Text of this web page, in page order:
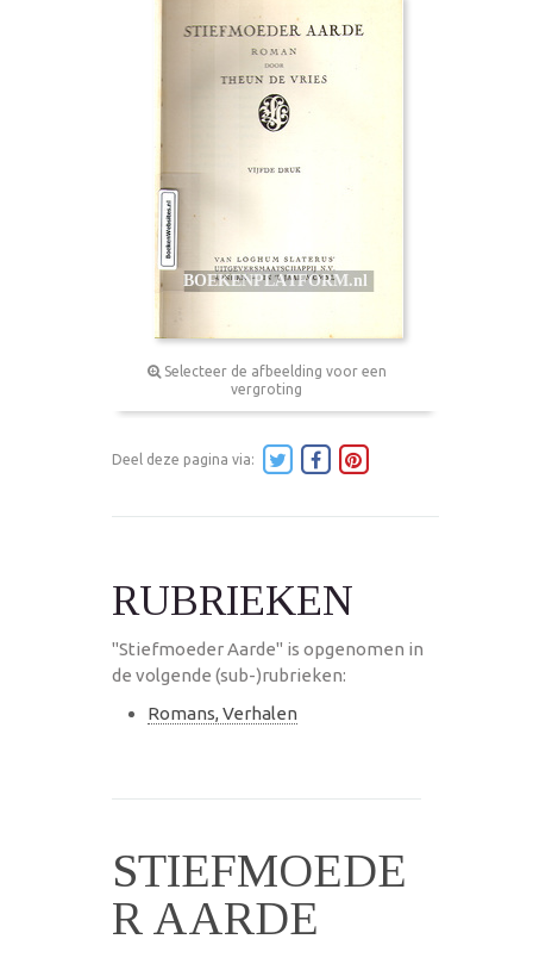
Selecteer de afbeelding voor een
vergroting
Deel deze pagina via:
RUBRIEKEN
"Stiefmoeder Aarde" is opgenomen in
de volgende (sub-)rubrieken:
Romans, Verhalen
STIEFMOEDE
R AARDE